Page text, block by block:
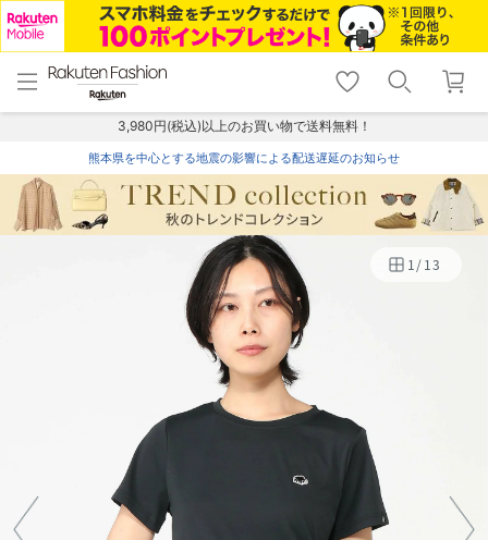
menu home
トップ
shopping_cart lock_outline
ログイン
3,980円(税込)以上のお買い物で送料無料！
熊本県を中心とする地震の影響による配送遅延のお知らせ
1/13